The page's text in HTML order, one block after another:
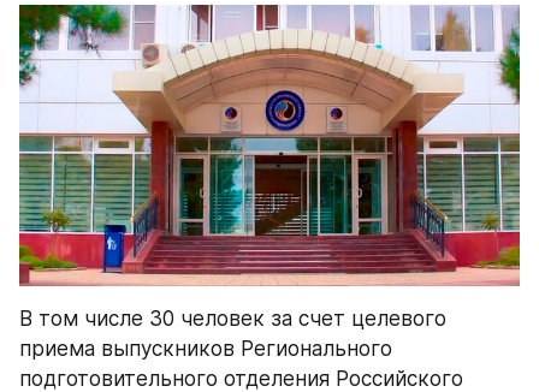
В том числе 30 человек за счет целевого
приема выпускников Регионального
подготовительного отделения Российского